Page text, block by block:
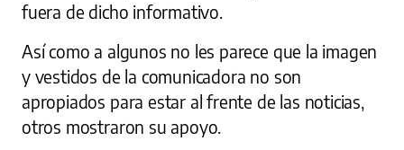
fuera de dicho informativo.
Así como a algunos no les parece que la imagen
y vestidos de la comunicadora no son
apropiados para estar al frente de las noticias,
otros mostraron su apoyo.